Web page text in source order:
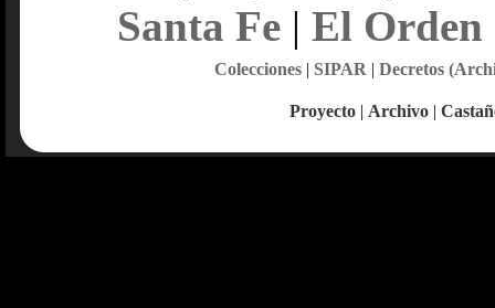
Santa Fe| El Orden
Colecciones| SIPAR | Decretos
Proyecto | Archivo |